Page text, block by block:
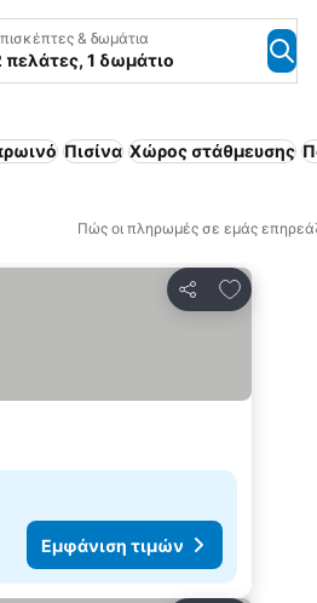
& δωμάτια
πελάτες, 1 δωμάτιο
Πισίνα Χώρος στάθμευσης
Πώς οι πληρωμές σε εμάς
Κοινοποίηση
Προσθήκη
Εμφάνιση τιμών